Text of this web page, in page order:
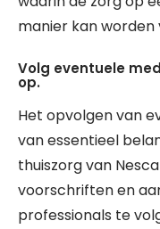
manier kan worden
Volg eventuele
op.
Het opvolgen van
van essentieel
thuiszorg van
voorschriften en
professionals te